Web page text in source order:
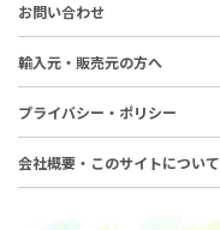
お問い合わせ
輸入元・販売元の方へ
プライバシー・ポリシー
会社概要・このサイトについて